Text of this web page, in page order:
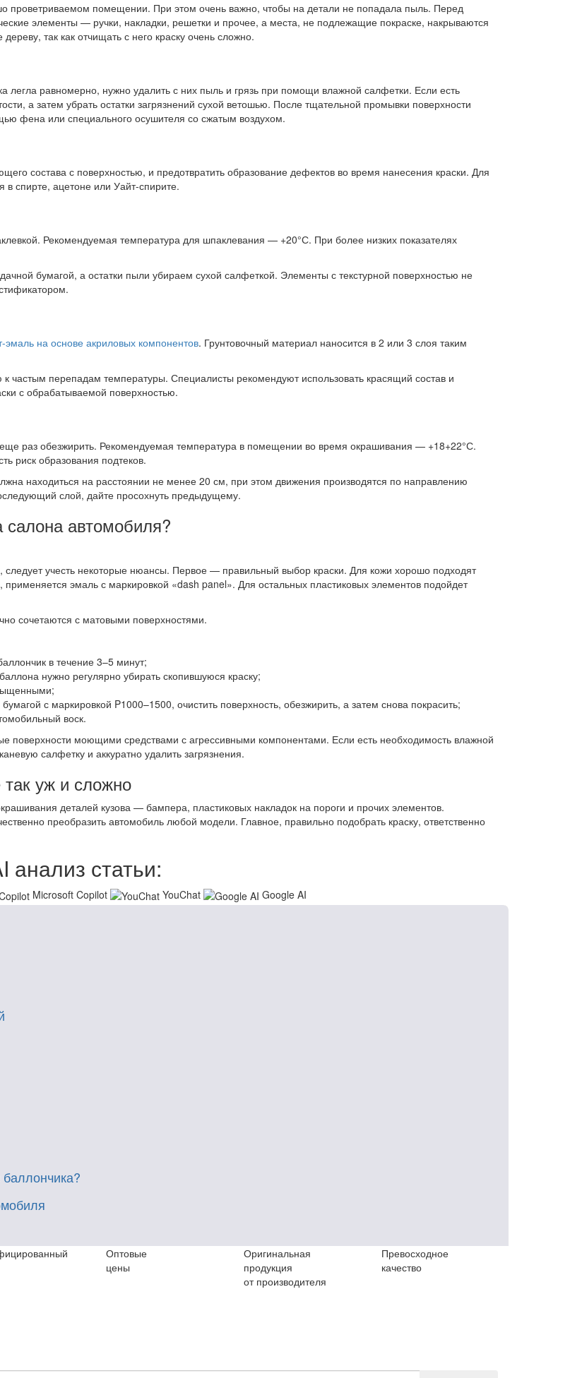
проветриваемом помещении. При этом очень важно, чтобы на детали не попадала пыль. Перед
элементы — ручки, накладки, решетки и прочее, а места, не подлежащие покраске, накрываются
так как отчищать с него краску очень сложно.
равномерно, нужно удалить с них пыль и грязь при помощи влажной салфетки. Если есть
а затем убрать остатки загрязнений сухой ветошью. После тщательной промывки поверхности
фена или специального осушителя со сжатым воздухом.
состава с поверхностью, и предотвратить образование дефектов во время нанесения краски. Для
в спирте, ацетоне или Уайт-спирите.
Рекомендуемая температура для шпаклевания — +20°С. При более низких показателях
бумагой, а остатки пыли убираем сухой салфеткой. Элементы с текстурной поверхностью не
эмаль на основе акриловых компонентов. Грунтовочный материал наносится в 2 или 3 слоя таким
к частым перепадам температуры. Специалисты рекомендуют использовать красящий состав и
с обрабатываемой поверхностью.
раз обезжирить. Рекомендуемая температура в помещении во время окрашивания — +18+22°С.
риск образования подтеков.
находиться на расстоянии не менее 20 см, при этом движения производятся по направлению
слой, дайте просохнуть предыдущему.
салона автомобиля?
следует учесть некоторые нюансы. Первое — правильный выбор краски. Для кожи хорошо подходят
эмаль с маркировкой «dash panel». Для остальных пластиковых элементов подойдет
сочетаются с матовыми поверхностями.
в течение 3–5 минут;
нужно регулярно убирать скопившуюся краску;
с маркировкой P1000–1500, очистить поверхность, обезжирить, а затем снова покрасить;
воск.
поверхности моющими средствами с агрессивными компонентами. Если есть необходимость влажной
салфетку и аккуратно удалить загрязнения.
уж и сложно
деталей кузова — бампера, пластиковых накладок на пороги и прочих элементов.
преобразить автомобиль любой модели. Главное, правильно подобрать краску, ответственно
анализ статьи:
Microsoft Copilot YouChat
Google AI
Оптовые
цены
Оригинальная
продукция
от производителя
Превосходное
качество